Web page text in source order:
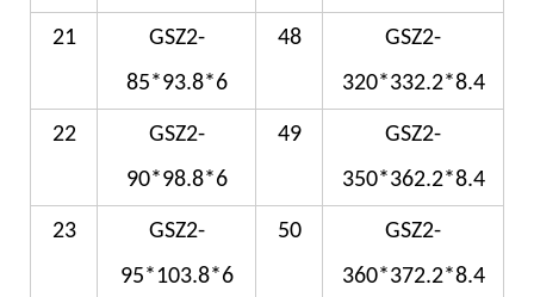
21
GSZ2-
85*93.8*6
48
GSZ2-
320*332.2*8.4
22
GSZ2-
90*98.8*6
49
GSZ2-
350*362.2*8.4
23
GSZ2-
95*103.8*6
50
GSZ2-
360*372.2*8.4